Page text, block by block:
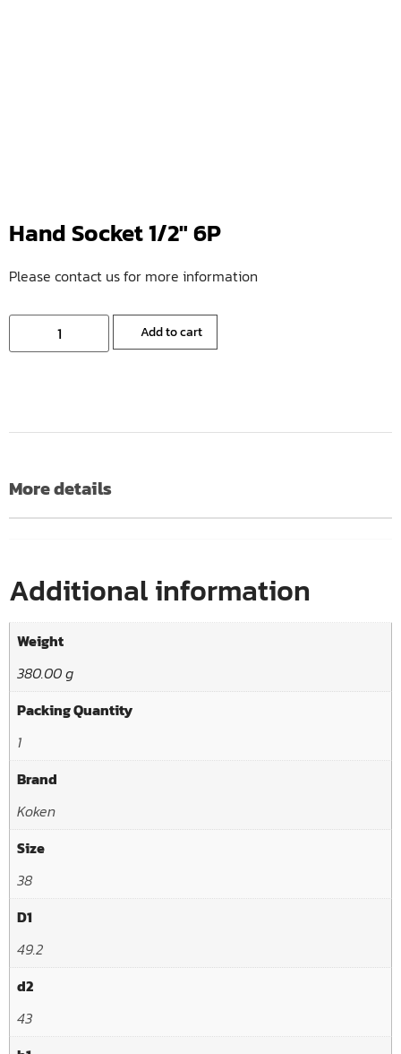
Hand Socket 1/2″ 6P
Please contact us for more information
Add to cart
More details
Additional information
Weight
380.00 g
Packing Quantity
1
Brand
Koken
Size
38
D1
49.2
d2
43